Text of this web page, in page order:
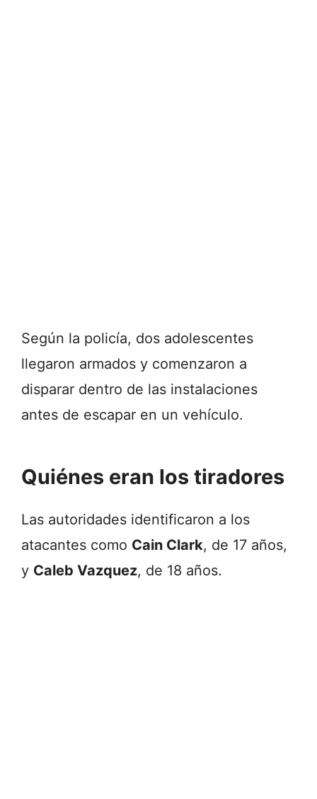
Según la policía, dos adolescentes
llegaron armados y comenzaron a
disparar dentro de las instalaciones
antes de escapar en un vehículo.
Quiénes eran los tiradores
Las autoridades identificaron a los
atacantes como Cain Clark, de 17 años,
y Caleb Vazquez, de 18 años.